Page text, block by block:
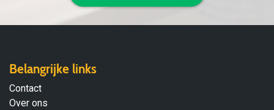
Belangrijke links
Contact
Over ons